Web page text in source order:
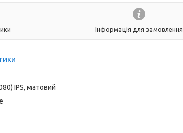
Інформація для замовлення
IPS, матовий